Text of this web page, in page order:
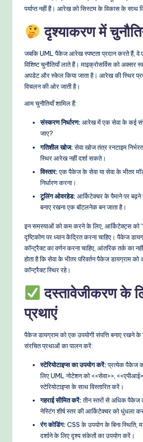
पर्याप्त नहीं हैं। आरेख को सिस्टम के विकास के साथ
दृश्याकरण में
जबकि UML पैकेज आरेख स्पष्टता प्रदान करते हैं, वे
विशिष्ट चुनौतियाँ लाते हैं। माइक्रोसर्विस को अक्सर
अपडेट और स्केल किया जाता है। आरेख की स्थिर
विचलन की ओर जाती है।
आम चुनौतियाँ शामिल हैं:
संस्करण निर्धारण: आरेख में एक सेवा के कई
जाए?
गतिशील खोज:सेवा खोज तंत्र रनटाइम
स्थिर आरेख नहीं दर्शा सकते।
विस्तार:एक पैकेज के सेवा या सेवा के भीतर
निर्धारण करना।
टूलिंग ओवरहेड: आर्किटेक्चर के पैमाने पर
बनाए रखना एक बॉटलनेक बन जाता है।
इन समस्याओं को कम करने के लिए, आर्किटेक्ट्स को
दृष्टिकोण पर ध्यान केंद्रित करना चाहिए। पैकेज
कॉन्ट्रैक्ट का वर्णन करना चाहिए, आंतरिक तर्क का
होता है कि सेवा के भीतर परिवर्तन पैकेज डायग्राम को
कॉन्ट्रैक्ट स्थिर रहे।
दस्तावेजीकरण के
प्रथाएं
पैकेज डायग्राम को एक उपयोगी संपत्ति बनाए रखने के
संरचित प्रथाओं का पालन करें:
स्टेरियोटाइप्स का उपयोग करें:प्रत्येक पैकेज
लिए UML नोटेशन को <<सेवा>>,
स्टेरियोटाइप्स के साथ विस्तारित करें।
गहराई सीमित करें:तीन स्तरों से अधिक पैकेज
नेस्टिंग शीर्ष स्तर की आर्किटेक्चर को धुंधला
रंग कोडिंग: CSS के उपयोग के बिना स्थिति,
दर्शाने के लिए दृश्य संकेतों का उपयोग करें।